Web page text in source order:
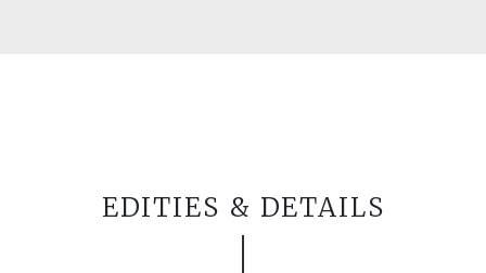
EDITIES & DETAILS